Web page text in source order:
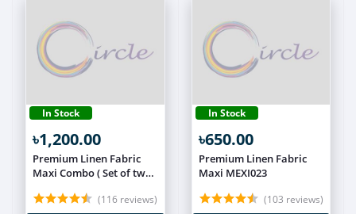
In Stock
৳1,200.00
Premium Linen Fabric
Maxi Combo ( Set of two )
(116 reviews)
In Stock
৳650.00
Premium Linen Fabric
Maxi MEXI023
(103 reviews)